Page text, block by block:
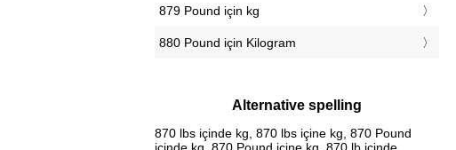
879 Pound için kg
880 Pound için Kilogram
Alternative spelling
870 lbs içinde kg, 870 lbs içine kg, 870 Pound
içinde kg, 870 Pound içine kg, 870 lb içinde